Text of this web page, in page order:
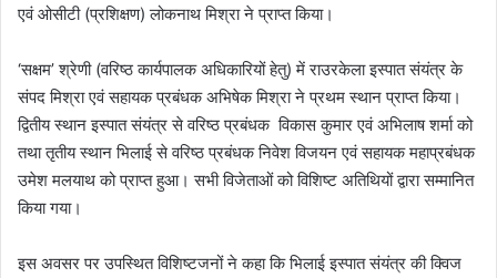
एवं ओसीटी (प्रशिक्षण) लोकनाथ मिश्रा ने प्राप्त किया।
‘सक्षम’ श्रेणी (वरिष्ठ कार्यपालक अधिकारियों हेतु) में राउरकेला इस्पात संयंत्र के
संपद मिश्रा एवं सहायक प्रबंधक अभिषेक मिश्रा ने प्रथम स्थान प्राप्त किया।
द्वितीय स्थान इस्पात संयंत्र से वरिष्ठ प्रबंधक विकास कुमार एवं अभिलाष शर्मा को
तथा तृतीय स्थान भिलाई से वरिष्ठ प्रबंधक निवेश विजयन एवं सहायक महाप्रबंधक
उमेश मलयाथ को प्राप्त हुआ। सभी विजेताओं को विशिष्ट अतिथियों द्वारा सम्मानित
किया गया।
इस अवसर पर उपस्थित विशिष्टजनों ने कहा कि भिलाई इस्पात संयंत्र की क्विज